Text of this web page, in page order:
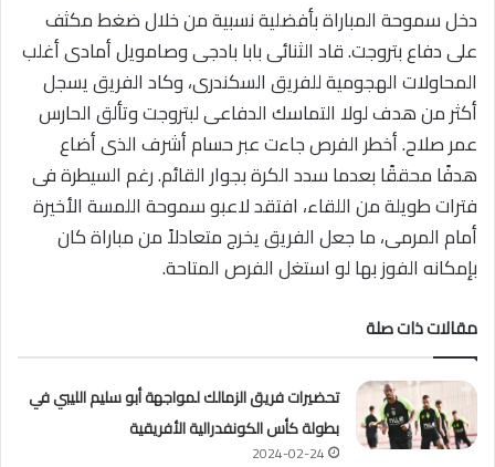
دخل سموحة المباراة بأفضلية نسبية من خلال ضغط مكثف
على دفاع بتروجت. قاد الثنائى بابا بادجى وصامويل أمادى أغلب
المحاولات الهجومية للفريق السكندرى، وكاد الفريق يسجل
أكثر من هدف لولا التماسك الدفاعى لبتروجت وتألق الحارس
عمر صلاح. أخطر الفرص جاءت عبر حسام أشرف الذى أضاع
هدفًا محققًا بعدما سدد الكرة بجوار القائم. رغم السيطرة فى
فترات طويلة من اللقاء، افتقد لاعبو سموحة اللمسة الأخيرة
أمام المرمى، ما جعل الفريق يخرج متعادلاً من مباراة كان
بإمكانه الفوز بها لو استغل الفرص المتاحة.
مقالات ذات صلة
تحضيرات فريق الزمالك لمواجهة أبو سليم الليبي في
بطولة كأس الكونفدرالية الأفريقية
2024-02-24